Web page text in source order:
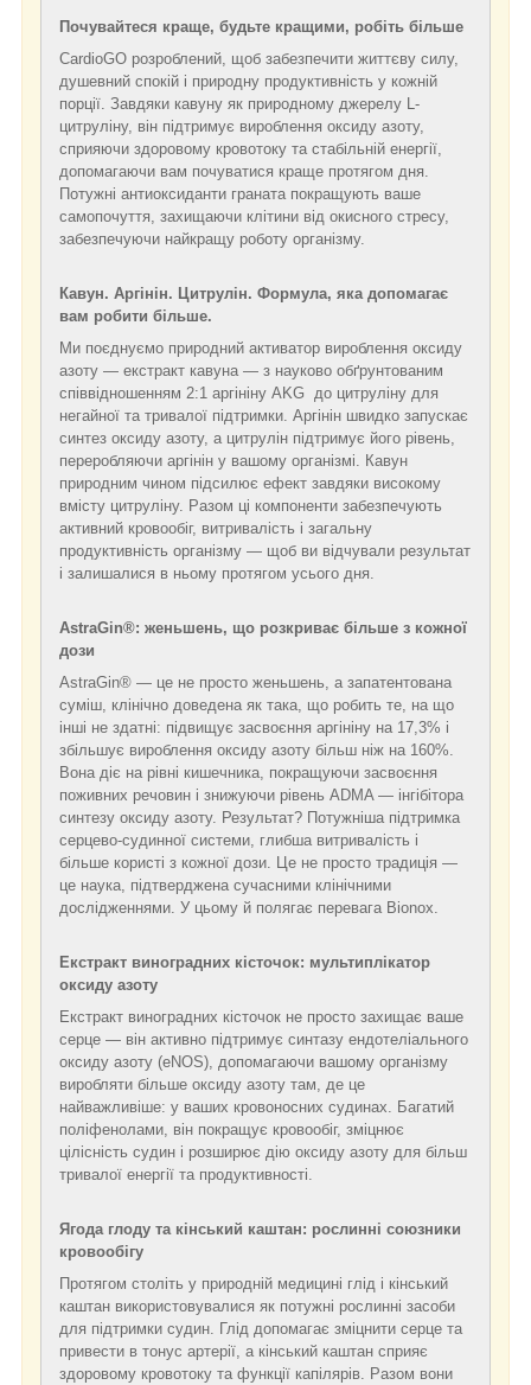
Почувайтеся краще, будьте кращими, робіть більше
CardioGO розроблений, щоб забезпечити життєву силу,
душевний спокій і природну продуктивність у кожній
порції. Завдяки кавуну як природному джерелу L-
цитруліну, він підтримує вироблення оксиду азоту,
сприяючи здоровому кровотоку та стабільній енергії,
допомагаючи вам почуватися краще протягом дня.
Потужні антиоксиданти граната покращують ваше
самопочуття, захищаючи клітини від окисного стресу,
забезпечуючи найкращу роботу організму.
Кавун. Аргінін. Цитрулін. Формула, яка допомагає
вам робити більше.
Ми поєднуємо природний активатор вироблення оксиду
азоту — екстракт кавуна — з науково обґрунтованим
співвідношенням 2:1 аргініну AKG до цитруліну для
негайної та тривалої підтримки. Аргінін швидко запускає
синтез оксиду азоту, а цитрулін підтримує його рівень,
переробляючи аргінін у вашому організмі. Кавун
природним чином підсилює ефект завдяки високому
вмісту цитруліну. Разом ці компоненти забезпечують
активний кровообіг, витривалість і загальну
продуктивність організму — щоб ви відчували результат
і залишалися в ньому протягом усього дня.
AstraGin®: женьшень, що розкриває більше з кожної
дози
AstraGin® — це не просто женьшень, а запатентована
суміш, клінічно доведена як така, що робить те, на що
інші не здатні: підвищує засвоєння аргініну на 17,3% і
збільшує вироблення оксиду азоту більш ніж на 160%.
Вона діє на рівні кишечника, покращуючи засвоєння
поживних речовин і знижуючи рівень ADMA — інгібітора
синтезу оксиду азоту. Результат? Потужніша підтримка
серцево-судинної системи, глибша витривалість і
більше користі з кожної дози. Це не просто традиція —
це наука, підтверджена сучасними клінічними
дослідженнями. У цьому й полягає перевага Bionox.
Екстракт виноградних кісточок: мультиплікатор
оксиду азоту
Екстракт виноградних кісточок не просто захищає ваше
серце — він активно підтримує синтазу ендотеліального
оксиду азоту (eNOS), допомагаючи вашому організму
виробляти більше оксиду азоту там, де це
найважливіше: у ваших кровоносних судинах. Багатий
поліфенолами, він покращує кровообіг, зміцнює
цілісність судин і розширює дію оксиду азоту для більш
тривалої енергії та продуктивності.
Ягода глоду та кінський каштан: рослинні союзники
кровообігу
Протягом століть у природній медицині глід і кінський
каштан використовувалися як потужні рослинні засоби
для підтримки судин. Глід допомагає зміцнити серце та
привести в тонус артерії, а кінський каштан сприяє
здоровому кровотоку та функції капілярів. Разом вони